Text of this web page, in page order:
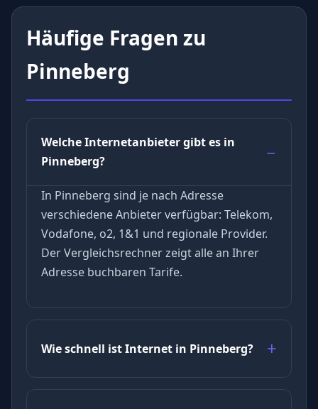
Häufige Fragen zu
Pinneberg
Welche Internetanbieter gibt es in
Pinneberg?
In Pinneberg sind je nach Adresse
verschiedene Anbieter verfügbar: Telekom,
Vodafone, o2, 1&1 und regionale Provider.
Der Vergleichsrechner zeigt alle an Ihrer
Adresse buchbaren Tarife.
Wie schnell ist Internet in Pinneberg?